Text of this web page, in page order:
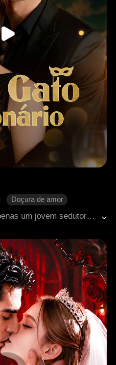
Doçura de amor
Ela achava que ele era apenas um jovem sedutor… até que ele comprou sua empresa, destruiu seu casamento e se ajoelhou diante dela. Agora, com a vida virada de cabeça para baixo, ela precisa escolher entre o orgulho, o poder… e o bilionário que nunca deixou de amá-la.